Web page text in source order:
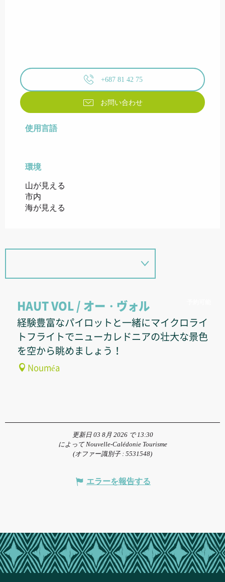
+687 81 42 75
お問い合わせ
使用言語
使用言語
環境
環境
山が見える
市内
海が見える
HAUT VOL / オー・ヴォル
経験豊富なパイロットと一緒にマイクロライ
トフライトでニューカレドニアの壮大な景色
を空から眺めましょう！
Nouméa
更新日 03 8月 2026 で 13:30
によって Nouvelle-Calédonie Tourisme
(オファー識別子 : 5531548)
エラーを報告する